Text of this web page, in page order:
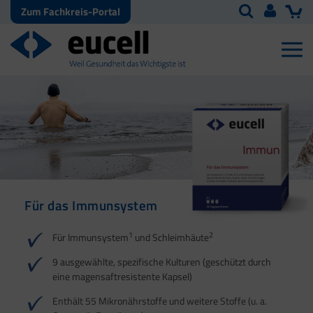
Zum Fachkreis-Portal
Für das Immunsystem
Für Immunsystem1 und Schleimhäute2
9 ausgewählte, spezifische Kulturen (geschützt durch
eine magensaftresistente Kapsel)
Enthält 55 Mikronährstoffe und weitere Stoffe (u. a.
Für Haut, Haare und
4
Für Ihre natürliche